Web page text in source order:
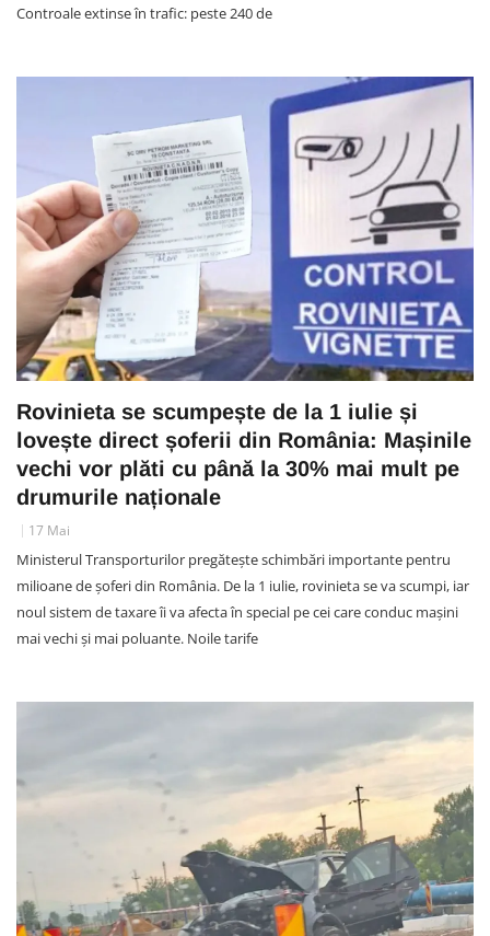
Controale extinse în trafic: peste 240 de
Rovinieta se scumpește de la 1 iulie și
lovește direct șoferii din România: Mașinile
vechi vor plăti cu până la 30% mai mult pe
drumurile naționale
17 Mai
Ministerul Transporturilor pregătește schimbări importante pentru
milioane de șoferi din România. De la 1 iulie, rovinieta se va scumpi, iar
noul sistem de taxare îi va afecta în special pe cei care conduc mașini
mai vechi și mai poluante. Noile tarife